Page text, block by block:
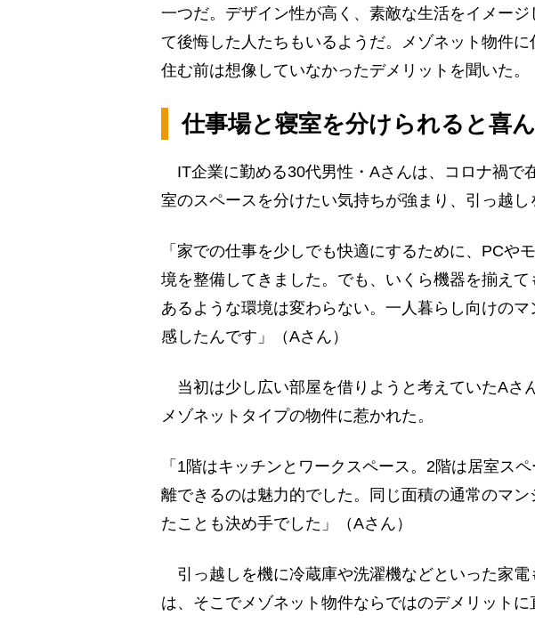
一つだ。デザイン性が高く、素敵な生活をイメー
て後悔した人たちもいるようだ。メゾネット物件に
住む前は想像していなかったデメリットを聞いた。
仕事場と寝室を分けられると喜
IT企業に勤める30代男性・Aさんは、コロナ禍で
室のスペースを分けたい気持ちが強まり、引っ越し
「家での仕事を少しでも快適にするために、PCや
境を整備してきました。でも、いくら機器を揃え
あるような環境は変わらない。一人暮らし向けの
感したんです」（Aさん）
当初は少し広い部屋を借りようと考えていたAさ
メゾネットタイプの物件に惹かれた。
「1階はキッチンとワークスペース。2階は居室ス
離できるのは魅力的でした。同じ面積の通常のマ
たことも決め手でした」（Aさん）
引っ越しを機に冷蔵庫や洗濯機などといった家電
は、そこでメゾネット物件ならではのデメリットに